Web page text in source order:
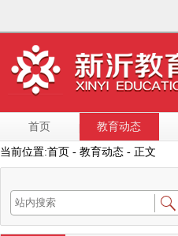
首页 教育动态
当前位置:首页 - 教育动态 - 正文